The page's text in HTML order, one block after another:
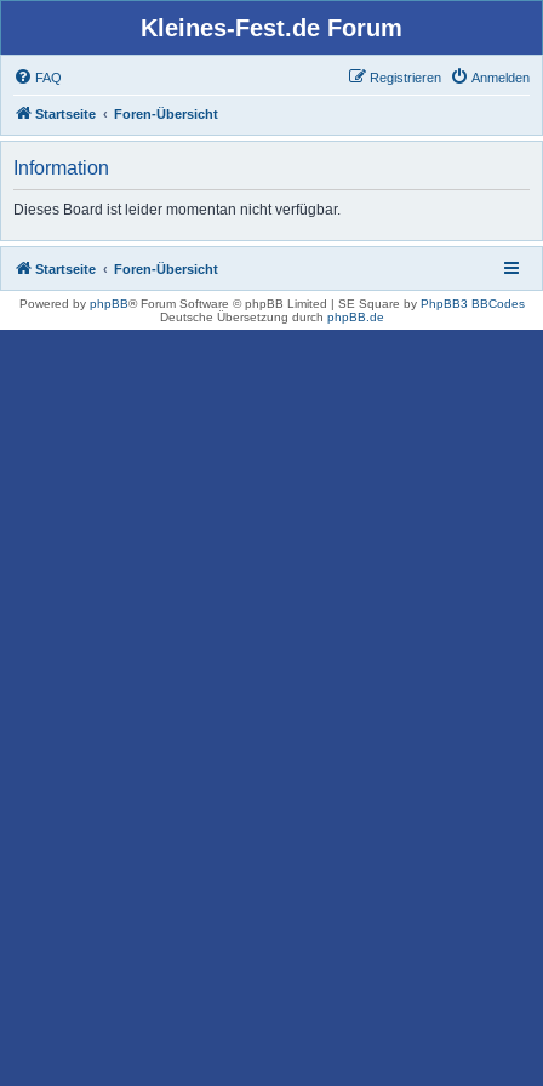
Kleines-Fest.de Forum
FAQ Anmelden
Registrieren
Startseite Foren-Übersicht
Information
Dieses Board ist leider momentan nicht verfügbar.
Startseite Foren-Übersicht
Powered by phpBB® Forum Software © phpBB Limited | SE Square by PhpBB3 BBCodes
Deutsche Übersetzung durch phpBB.de